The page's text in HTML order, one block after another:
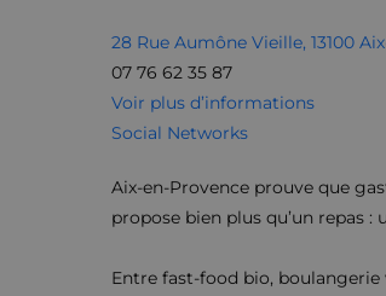
28 Rue Aumône Vieille, 13100
07 76 62 35 87
Voir plus d’informations
Social Networks
Aix-en-Provence prouve que
propose bien plus qu’un repas
Entre fast-food bio,